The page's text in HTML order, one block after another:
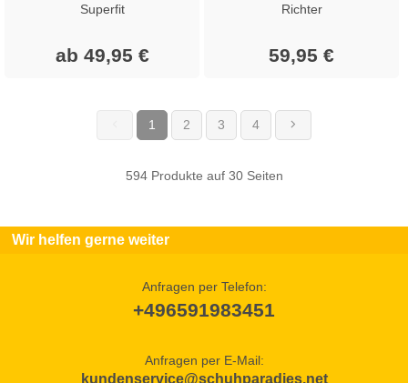
Superfit
ab 49,95 €
Richter
59,95 €
1 (current)
2 3 4
594 Produkte auf 30 Seiten
Wir helfen gerne weiter
Anfragen per Telefon:
+496591983451
Anfragen per E-Mail:
kundenservice@schuhparadies.net